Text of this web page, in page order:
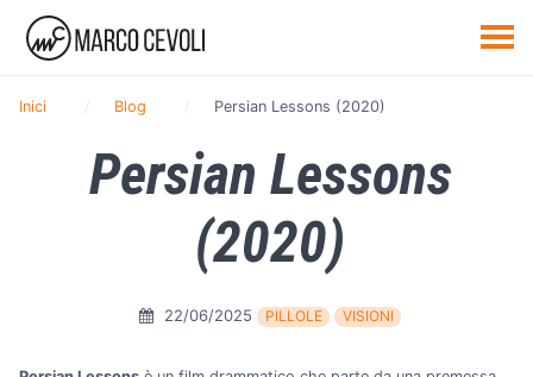
Inici Blog Persian Lessons (2020)
Persian Lessons
(2020)
22/06/2025 PILLOLE VISIONI